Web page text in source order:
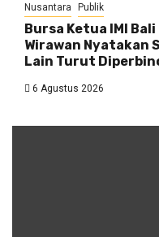
Nusantara Publik
Bursa Ketua IMI
Wirawan Nyatakan
Lain Turut
6 Agustus 2026